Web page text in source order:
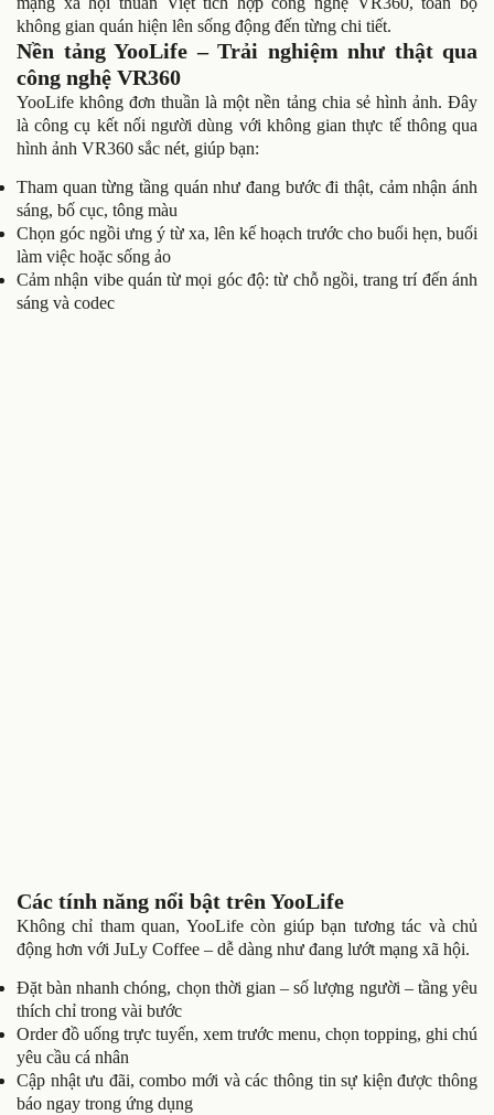
không gian quán hiện lên sống động đến từng chi tiết.
Nền tảng YooLife – Trải nghiệm như thật qua
công nghệ VR360
YooLife không đơn thuần là một nền tảng chia sẻ hình ảnh. Đây
là công cụ kết nối người dùng với không gian thực tế thông qua
hình ảnh VR360 sắc nét, giúp bạn:
Tham quan từng tầng quán như đang bước đi thật, cảm nhận ánh
sáng, bố cục, tông màu
Chọn góc ngồi ưng ý từ xa, lên kế hoạch trước cho buổi hẹn, buổi
làm việc hoặc sống ảo
Cảm nhận vibe quán từ mọi góc độ: từ chỗ ngồi, trang trí đến ánh
sáng và codec
Các tính năng nổi bật trên YooLife
Không chỉ tham quan, YooLife còn giúp bạn tương tác và chủ
động hơn với JuLy Coffee – dễ dàng như đang lướt mạng xã hội.
Đặt bàn nhanh chóng, chọn thời gian – số lượng người – tầng yêu
thích chỉ trong vài bước
Order đồ uống trực tuyến, xem trước menu, chọn topping, ghi chú
yêu cầu cá nhân
Cập nhật ưu đãi, combo mới và các thông tin sự kiện được thông
báo ngay trong ứng dụng